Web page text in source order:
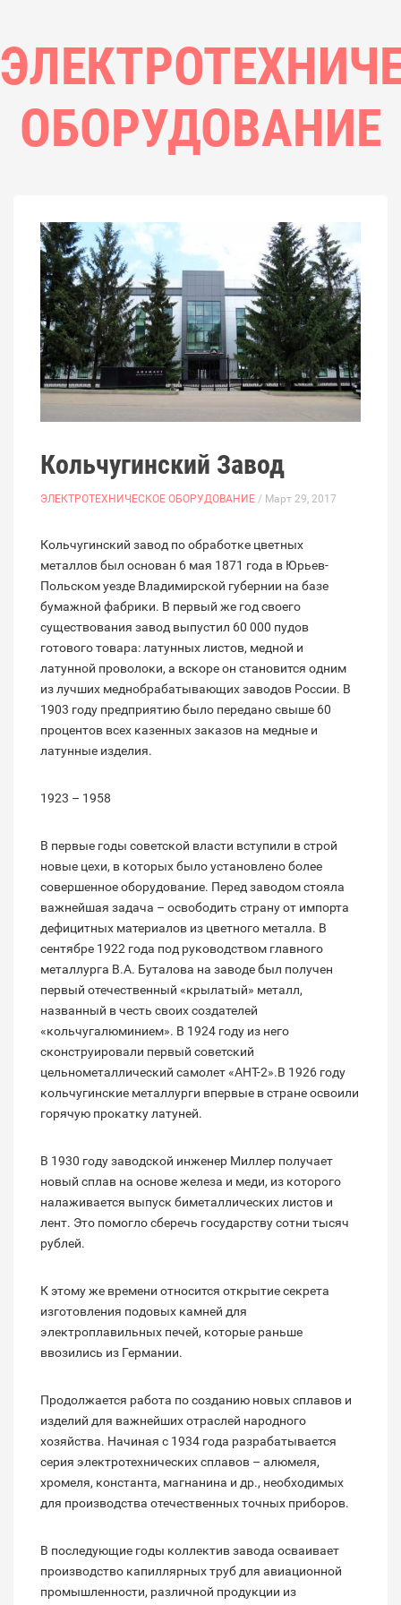
ОБОРУДОВАНИЕ
Кольчугинский Завод
ЭЛЕКТРОТЕХНИЧЕСКОЕ ОБОРУДОВАНИЕ / Март 29, 2017
Кольчугинский завод по обработке цветных
металлов был основан 6 мая 1871 года в Юрьев-
Польском уезде Владимирской губернии на базе
бумажной фабрики. В первый же год своего
существования завод выпустил 60 000 пудов
готового товара: латунных листов, медной и
латунной проволоки, а вскоре он становится одним
из лучших меднобрабатывающих заводов России. В
1903 году предприятию было передано свыше 60
процентов всех казенных заказов на медные и
латунные изделия.
1923 – 1958
В первые годы советской власти вступили в строй
новые цехи, в которых было установлено более
совершенное оборудование. Перед заводом стояла
важнейшая задача – освободить страну от импорта
дефицитных материалов из цветного металла. В
сентябре 1922 года под руководством главного
металлурга В.А. Буталова на заводе был получен
первый отечественный «крылатый» металл,
названный в честь своих создателей
«кольчугалюминием». В 1924 году из него
сконструировали первый советский
цельнометаллический самолет «АНТ-2».В 1926 году
кольчугинские металлурги впервые в стране освоили
горячую прокатку латуней.
В 1930 году заводской инженер Миллер получает
новый сплав на основе железа и меди, из которого
налаживается выпуск биметаллических листов и
лент. Это помогло сберечь государству сотни тысяч
рублей.
К этому же времени относится открытие секрета
изготовления подовых камней для
электроплавильных печей, которые раньше
ввозились из Германии.
Продолжается работа по созданию новых сплавов и
изделий для важнейших отраслей народного
хозяйства. Начиная с 1934 года разрабатывается
серия электротехнических сплавов – алюмеля,
хромеля, константа, магнанина и др., необходимых
для производства отечественных точных приборов.
В последующие годы коллектив завода осваивает
производство капиллярных труб для авиационной
промышленности, различной продукции из